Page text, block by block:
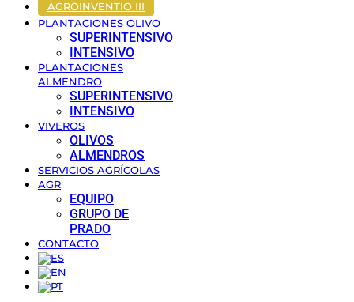
AGROINVENTIO III
PLANTACIONES OLIVO
SUPERINTENSIVO
INTENSIVO
PLANTACIONES
ALMENDRO
SUPERINTENSIVO
INTENSIVO
VIVEROS
OLIVOS
ALMENDROS
SERVICIOS AGRÍCOLAS
AGR
EQUIPO
GRUPO DE
PRADO
CONTACTO